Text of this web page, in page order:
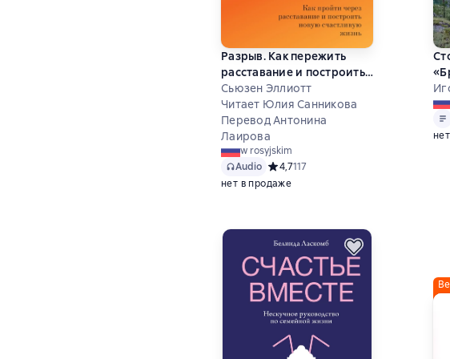
Разрыв. Как пережить
расставание и построить
новую счастливую жизнь
Сьюзен Эллиотт
Читает Юлия Санникова
Перевод Антонина
Лаирова
w rosyjskim
Audio Средний рейтинг 4,7 на основе 117
4,7117
нет в продаже